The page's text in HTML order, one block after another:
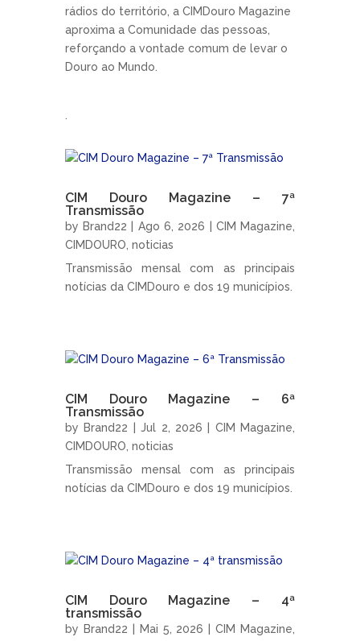
rádios do território, a CIMDouro Magazine
aproxima a Comunidade das pessoas,
reforçando a vontade comum de levar o
Douro ao Mundo.
CIM Douro Magazine – 7ª
Transmissão
by Brand22 Ago 6, 2026 |CIM Magazine
CIMDOURO noticias
Transmissão mensal com as principais
notícias da CIMDouro e dos 19 municípios.
CIM Douro Magazine – 6ª
Transmissão
by Brand22 |Jul 2, 2026 CIM Magazine
CIMDOURO noticias
Transmissão mensal com as principais
notícias da CIMDouro e dos 19 municípios.
CIM Douro Magazine – 4ª
transmissão
by Brand22 Mai 5, 2026 |CIM Magazine